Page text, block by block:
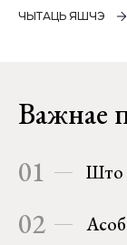
ЧЫТАЦЬ ЯШЧЭ
Важнае
01 Што
02